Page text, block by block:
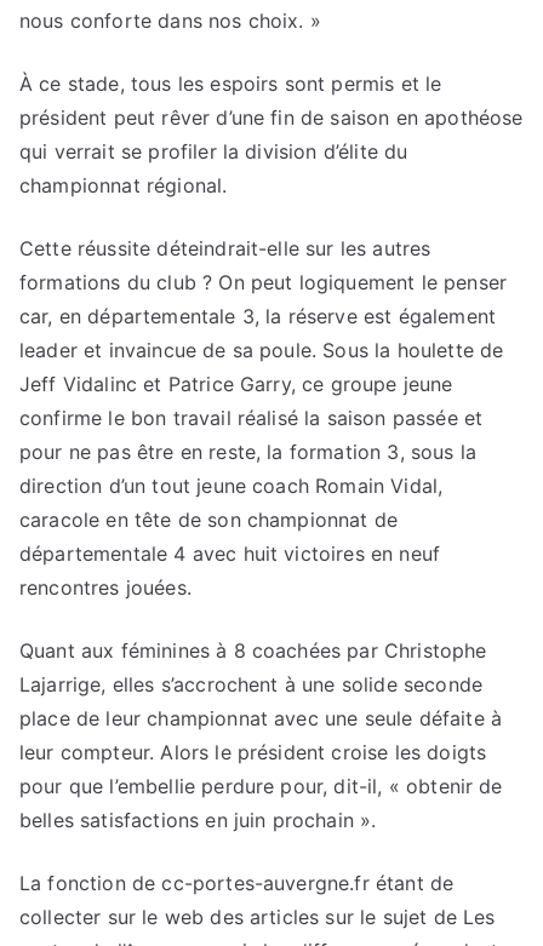
nous conforte dans nos choix. »
À ce stade, tous les espoirs sont permis et le
président peut rêver d’une fin de saison en apothéose
qui verrait se profiler la division d’élite du
championnat régional.
Cette réussite déteindrait-elle sur les autres
formations du club ? On peut logiquement le penser
car, en départementale 3, la réserve est également
leader et invaincue de sa poule. Sous la houlette de
Jeff Vidalinc et Patrice Garry, ce groupe jeune
confirme le bon travail réalisé la saison passée et
pour ne pas être en reste, la formation 3, sous la
direction d’un tout jeune coach Romain Vidal,
caracole en tête de son championnat de
départementale 4 avec huit victoires en neuf
rencontres jouées.
Quant aux féminines à 8 coachées par Christophe
Lajarrige, elles s’accrochent à une solide seconde
place de leur championnat avec une seule défaite à
leur compteur. Alors le président croise les doigts
pour que l’embellie perdure pour, dit-il, « obtenir de
belles satisfactions en juin prochain ».
La fonction de cc-portes-auvergne.fr étant de
collecter sur le web des articles sur le sujet de Les